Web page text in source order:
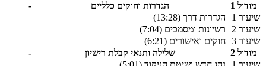
מודול 1 הגדרות וחוקים כלליים
-
שיעור 1
הגדרות דרך (13:28)
שיעור 2
רשיונות ומסמכים (7:04)
שיעור 3
חוקים ואישורים (6:21)
מודול 2
שלילה ותנאי קבלת רישיון
-